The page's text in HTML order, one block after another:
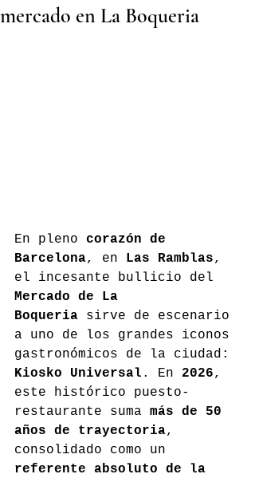
mercado en La Boqueria
En pleno corazón de
Barcelona, en Las Ramblas,
el incesante bullicio del
Mercado de La
Boqueria sirve de escenario
a uno de los grandes iconos
gastronómicos de la ciudad:
Kiosko Universal . En 2026,
este histórico puesto-
restaurante suma más de 50
años de trayectoria,
consolidado como un
referente absoluto de la